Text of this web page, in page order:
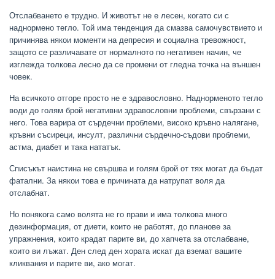
Отслабването е трудно. И животът не е лесен, когато си с
наднормено тегло. Той има тенденция да смазва самочувствието и
причинява някои моменти на депресия и социална тревожност,
защото се различавате от нормалното по негативен начин, че
изглежда толкова лесно да се промени от гледна точка на външен
човек.
На всичкото отгоре просто не е здравословно. Наднорменото тегло
води до голям брой негативни здравословни проблеми, свързани с
него. Това варира от сърдечни проблеми, високо кръвно налягане,
кръвни съсиреци, инсулт, различни сърдечно-съдови проблеми,
астма, диабет и така нататък.
Списъкът наистина не свършва и голям брой от тях могат да бъдат
фатални. За някои това е причината да натрупат воля да
отслабнат.
Но понякога само волята не го прави и има толкова много
дезинформация, от диети, които не работят, до планове за
упражнения, които крадат парите ви, до хапчета за отслабване,
които ви лъжат. Ден след ден хората искат да вземат вашите
кликвания и парите ви, ако могат.